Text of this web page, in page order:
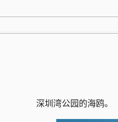
深圳湾公园的海鸥。